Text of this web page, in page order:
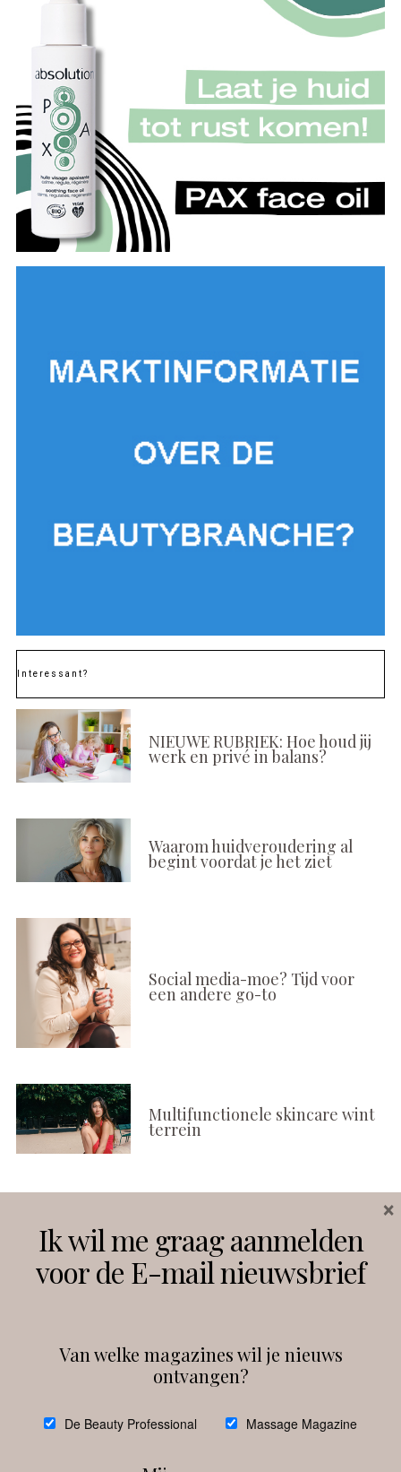
Interessant?
NIEUWE RUBRIEK: Hoe houd jij
werk en privé in balans?
Waarom huidveroudering al
begint voordat je het ziet
Social media-moe? Tijd voor
een andere go-to
Multifunctionele skincare wint
terrein
Instagram Facebook
debeautyprofessional
Ik wil me graag aanmelden
voor de E-mail nieuwsbrief
Van welke magazines wil je nieuws
ontvangen?
De Beauty Professional Massage Magazine
×